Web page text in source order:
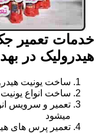
خدمات تعمیر
هیدرولیک در
ساخت یونیت
ساخت انواع یونیت
تعمیر و سرویس
میشود
تعمیر پرس های